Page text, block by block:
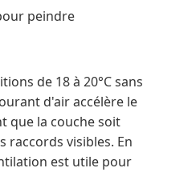
peindre
de 18 à 20°C sans
d'air accélère le
que la couche soit
raccords visibles. En
est utile pour